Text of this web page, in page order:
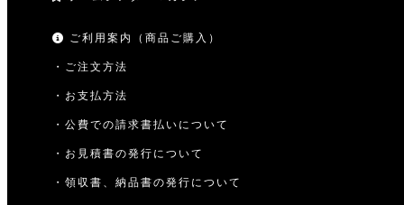
ご利用案内（商品ご購入）
・ご注文方法
・お支払方法
・公費での請求書払いについて
・お見積書の発行について
・領収書、納品書の発行について